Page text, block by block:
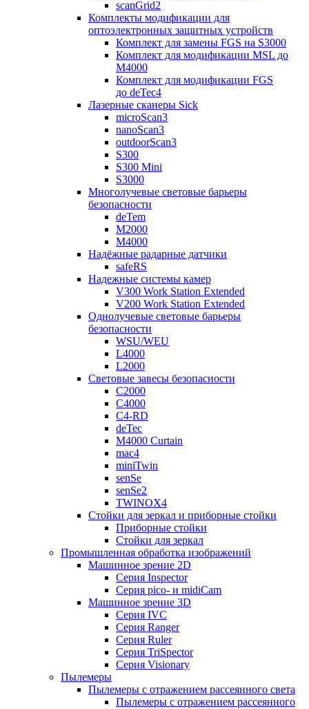
scanGrid2
Комплекты модификации для
оптоэлектронных защитных устройств
Комплект для замены FGS на S3000
Комплект для модификации MSL до
M4000
Комплект для модификации FGS
до deTec4
Лазерные сканеры Sick
microScan3
nanoScan3
outdoorScan3
S300
S300 Mini
S3000
Многолучевые световые барьеры
безопасности
deTem
M2000
M4000
Надёжные радарные датчики
safeRS
Надежные системы камер
V300 Work Station Extended
V200 Work Station Extended
Однолучевые световые барьеры
безопасности
WSU/WEU
L4000
L2000
Световые завесы безопасности
C2000
C4000
C4-RD
deTec
M4000 Curtain
mac4
miniTwin
senSe
senSe2
TWINOX4
Стойки для зеркал и приборные стойки
Приборные стойки
Стойки для зеркал
Промышленная обработка изображений
Машинное зрение 2D
Серия Inspector
Серия pico- и midiCam
Машинное зрение 3D
Серия IVC
Серия Ranger
Серия Ruler
Серия TriSpector
Серия Visionary
Пылемеры
Пылемеры с отражением рассеянного света
Пылемеры с отражением рассеянного